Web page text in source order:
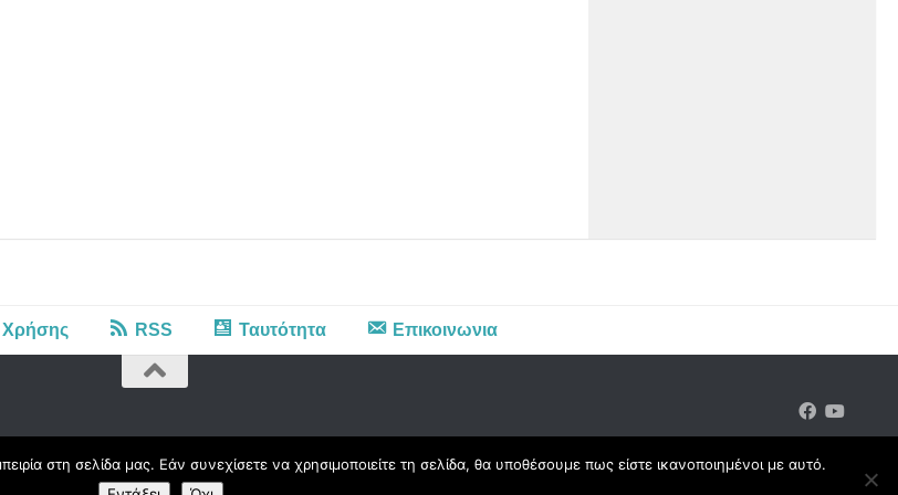
Χρήσης RSS Ταυτότητα Επικοινωνια
στη σελίδα μας. Εάν συνεχίσετε να χρησιμοποιείτε τη σελίδα, θα υποθέσουμε πως είστε ικανοποιημένοι με αυτό.